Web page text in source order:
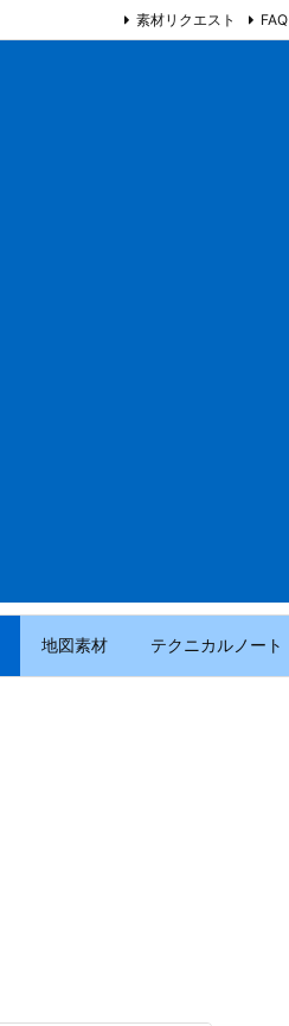
地図素材 テクニカルノート
素材リクエスト FAQ